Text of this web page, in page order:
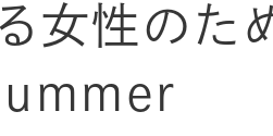
女性のた